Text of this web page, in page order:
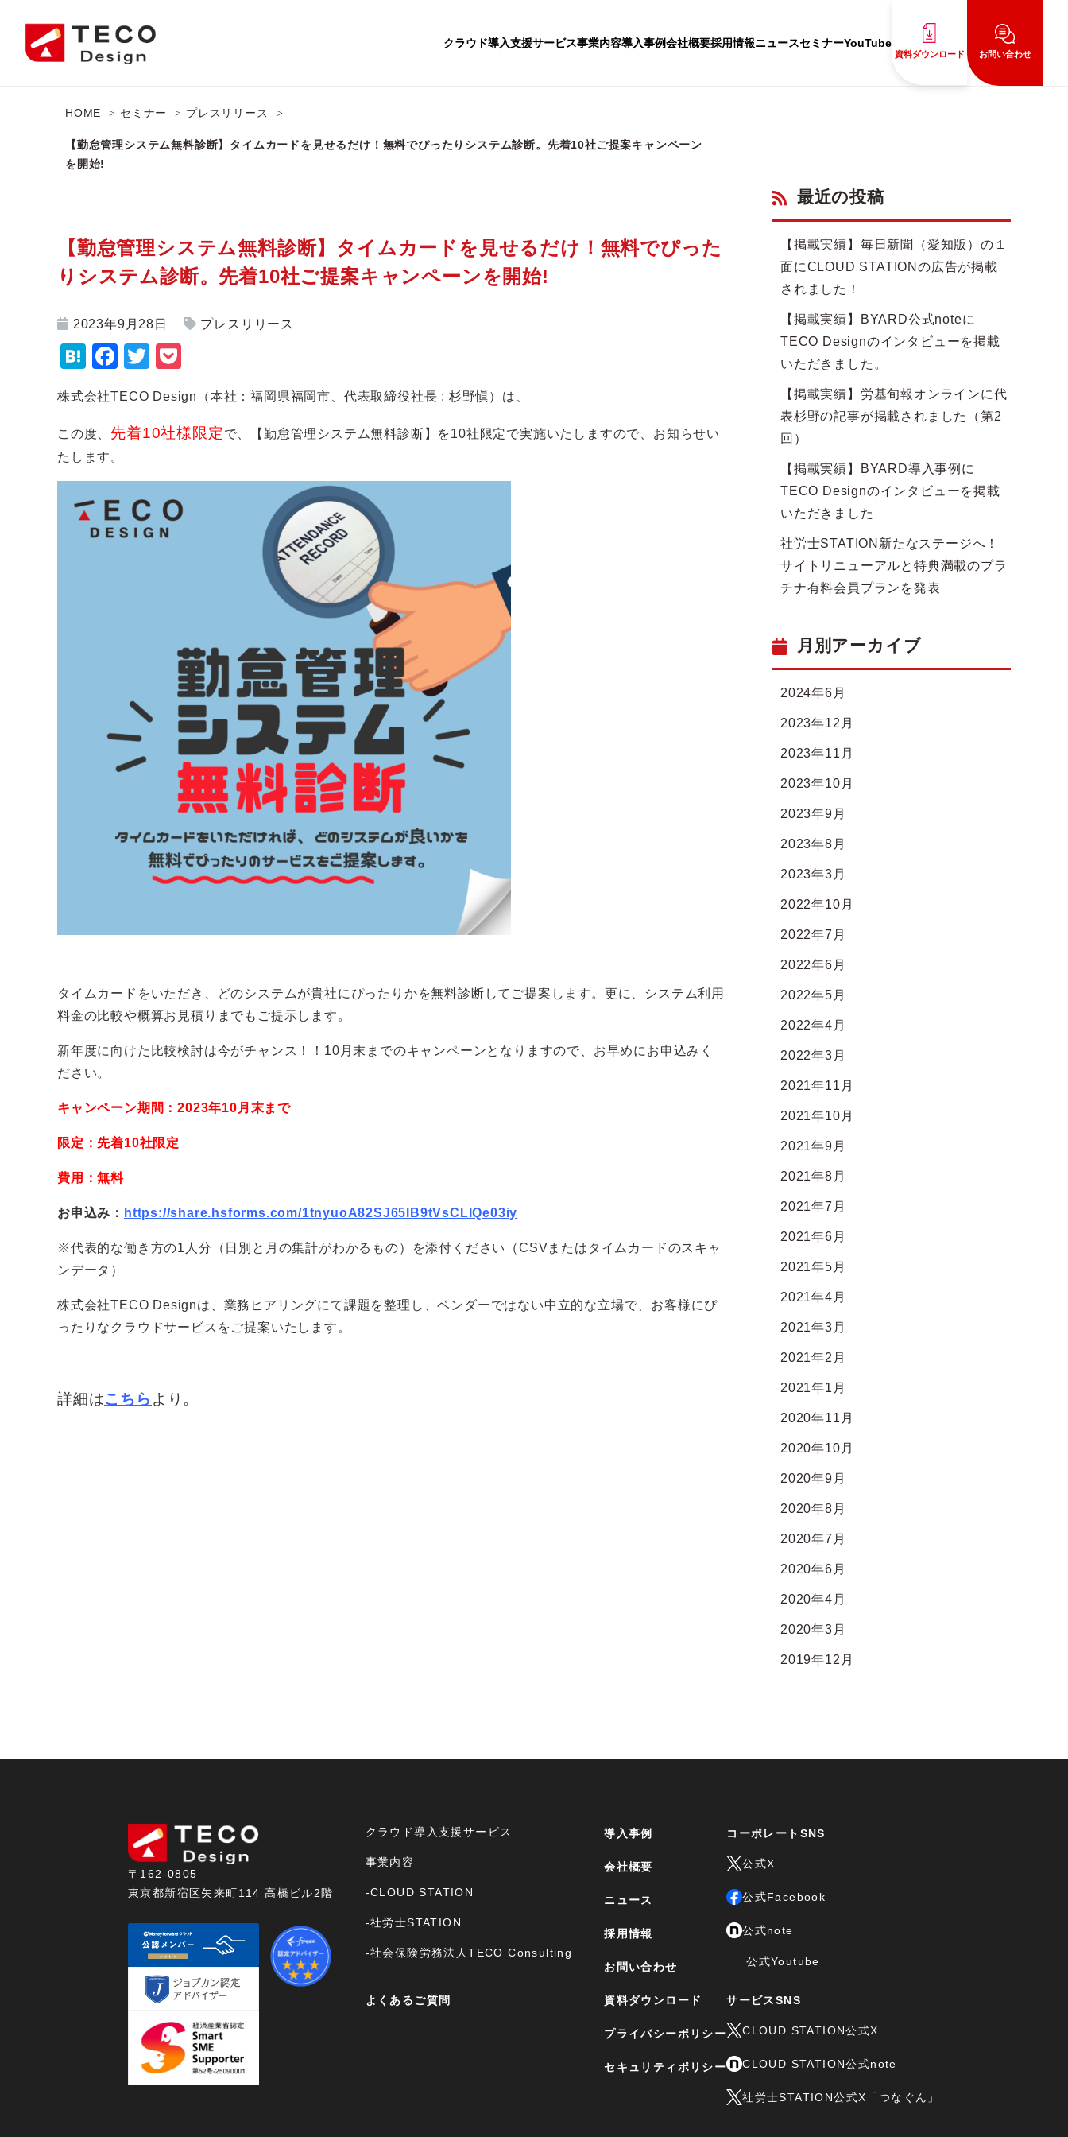
クラウド導入支援サービス事業内容導入事例会社概要採用情報ニュースセミナーYouTube
資料ダウンロード お問い合わせ
HOME セミナー プレスリリース
【勤怠管理システム無料診断】タイムカードを見せるだけ！無料でぴったりシステム診断。先着10社ご提案キャンペーン
を開始!
【勤怠管理システム無料診断】タイムカードを見せるだけ！無料でぴった
りシステム診断。先着10社ご提案キャンペーンを開始!
2023年9月28日 プレスリリース
H
e
n
a
F
c
e
o
o
k
T
tt
er
c
k
株式会社TECO Design（本社：福岡県福岡市、代表取締役社長 : 杉野愼）は、
この度、 先着10社様限定 で、
【勤怠管理システム無料診断】を10社限定で実施いたしますので、お知らせい
たします。
タイムカードをいただき、どのシステムが貴社にぴったりかを無料診断してご提案します。更に、システム利用
料金の比較や概算お見積りまでもご提示します。
新年度に向けた比較検討は今がチャンス！！10月末までのキャンペーンとなりますので、お早めにお申込みく
ださい。
キャンペーン期間：2023年10月末まで
限定：先着10社限定
費用：無料
お申込み： https://share.hsforms.com/1tnyuoA82SJ65IB9tVsCLIQe03iy
※代表的な働き方の1人分（日別と月の集計がわかるもの）を添付ください（CSVまたはタイムカードのスキャ
ンデータ）
株式会社TECO Designは、業務ヒアリングにて課題を整理し、ベンダーではない中立的な立場で、お客様にぴ
ったりなクラウドサービスをご提案いたします。
詳細はこちら より。
最近の投稿
【掲載実績】毎日新聞（愛知版）の１
面にCLOUD STATIONの広告が掲載
されました！
【掲載実績】BYARD公式noteに
TECO Designのインタビューを掲載
いただきました。
【掲載実績】労基旬報オンラインに代
表杉野の記事が掲載されました（第2
回）
【掲載実績】BYARD導入事例に
TECO Designのインタビューを掲載
いただきました
社労士STATION新たなステージへ！
サイトリニューアルと特典満載のプラ
チナ有料会員プランを発表
月別アーカイブ
2024年6月
2023年12月
2023年11月
2023年10月
2023年9月
2023年8月
2023年3月
2022年10月
2022年7月
2022年6月
2022年5月
2022年4月
2022年3月
2021年11月
2021年10月
2021年9月
2021年8月
2021年7月
2021年6月
2021年5月
2021年4月
2021年3月
2021年2月
2021年1月
2020年11月
2020年10月
2020年9月
2020年8月
2020年7月
2020年6月
2020年4月
2020年3月
2019年12月
〒162-0805
東京都新宿区矢来町114 高橋ビル2階
クラウド導入支援サービス
事業内容
-CLOUD STATION
-社労士STATION
-社会保険労務法人TECO Consulting
よくあるご質問
導入事例
会社概要
ニュース
採用情報
お問い合わせ
資料ダウンロード
プライバシーポリシー
セキュリティポリシー
コーポレートSNS
公式X
公式Facebook
公式note
公式Youtube
サービスSNS
CLOUD STATION公式X
CLOUD STATION公式note
社労士STATION公式X「つなぐん」